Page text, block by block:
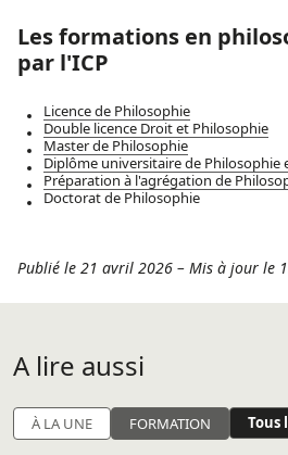
Les formations en
par l'ICP
Licence de Philosophie
Double licence Droit et Philosophie
Master de Philosophie
Diplôme universitaire de Philosophie
Préparation à l'agrégation de
Doctorat de Philosophie
Publié le 21 avril 2026 – Mis à jour le
A lire aussi
À LA UNE FORMATION Tous